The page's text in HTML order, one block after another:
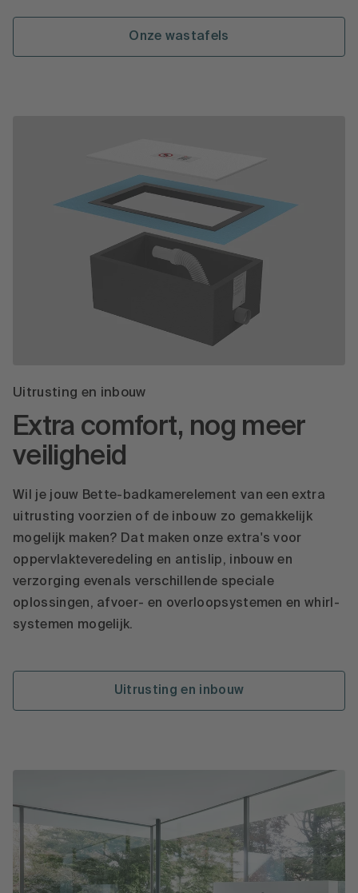
Onze wastafels
Uitrusting en inbouw
Extra comfort, nog meer
veiligheid
Wil je jouw Bette-badkamerelement van een extra
uitrusting voorzien of de inbouw zo gemakkelijk
mogelijk maken? Dat maken onze extra's voor
oppervlakteveredeling en antislip, inbouw en
verzorging evenals verschillende speciale
oplossingen, afvoer- en overloopsystemen en whirl-
systemen mogelijk.
Uitrusting en inbouw